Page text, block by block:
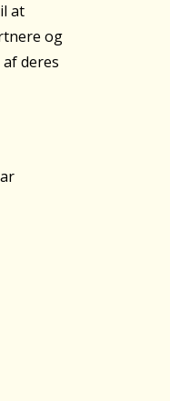
at
og
deres